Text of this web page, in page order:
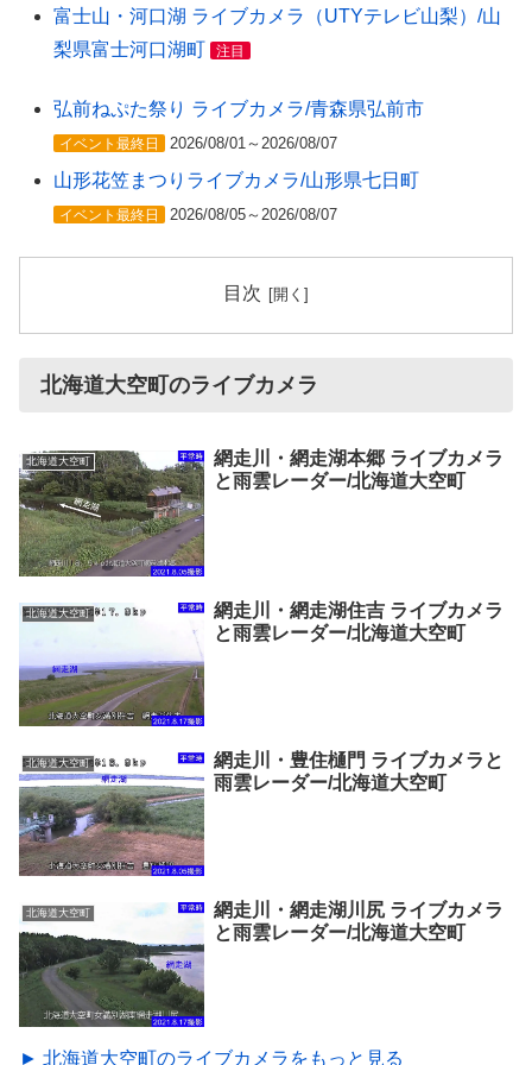
富士山・河口湖 ライブカメラ（UTYテレビ山梨）/山
梨県富士河口湖町
注目
弘前ねぷた祭り ライブカメラ/青森県弘前市
イベント最終日 2026/08/01～2026/08/07
山形花笠まつりライブカメラ/山形県七日町
イベント最終日 2026/08/05～2026/08/07
目次
北海道大空町のライブカメラ
北海道大空町
網走川・網走湖本郷 ライブカメラ
と雨雲レーダー/北海道大空町
北海道大空町
網走川・網走湖住吉 ライブカメラ
と雨雲レーダー/北海道大空町
北海道大空町
網走川・豊住樋門 ライブカメラと
雨雲レーダー/北海道大空町
北海道大空町
網走川・網走湖川尻 ライブカメラ
と雨雲レーダー/北海道大空町
► 北海道大空町のライブカメラをもっと見る